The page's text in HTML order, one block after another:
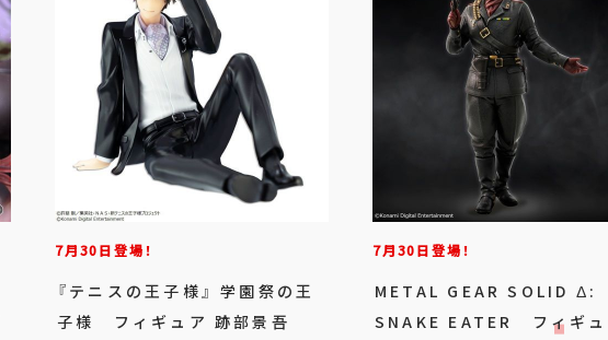
7月30日登場！
『テニスの王子様』 学園祭の王
子様 フィギュア 跡部景吾
7月30日登場！
METAL GEAR SOLID Δ:
SNAKE EATER フィギ